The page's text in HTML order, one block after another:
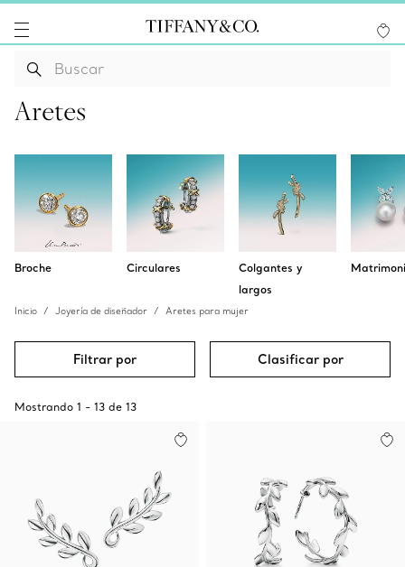
Aretes
Broche Circulares
Colgantes y
largos
Inicio Joyería de diseñador Aretes para mujer
Filtrar por Clasificar por
Mostrando 1 - 13 de 13